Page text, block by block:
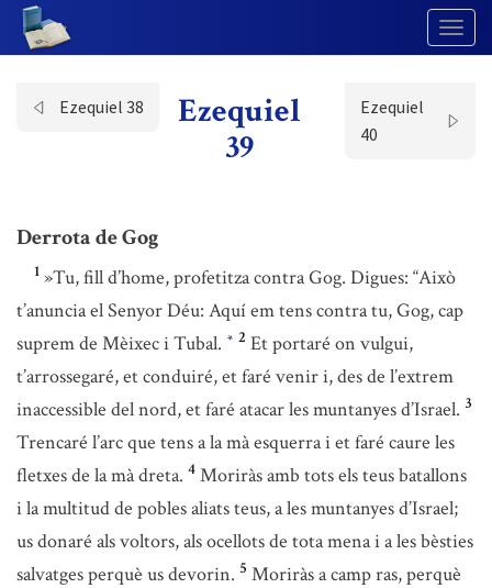
Ezequiel 38
Ezequiel
39
Ezequiel
40
Derrota de Gog
1 »Tu, fill d’home, profetitza contra Gog. Digues: “Això
t’anuncia el Senyor Déu: Aquí em tens contra tu, Gog, cap
suprem de Mèixec i Tubal. * 2 Et portaré on vulgui,
t’arrossegaré, et conduiré, et faré venir i, des de l’extrem
inaccessible del nord, et faré atacar les muntanyes d’Israel. 3
Trencaré l’arc que tens a la mà esquerra i et faré caure les
fletxes de la mà dreta. 4 Moriràs amb tots els teus batallons
i la multitud de pobles aliats teus, a les muntanyes d’Israel;
us donaré als voltors, als ocellots de tota mena i a les bèsties
salvatges perquè us devorin. 5 Moriràs a camp ras, perquè